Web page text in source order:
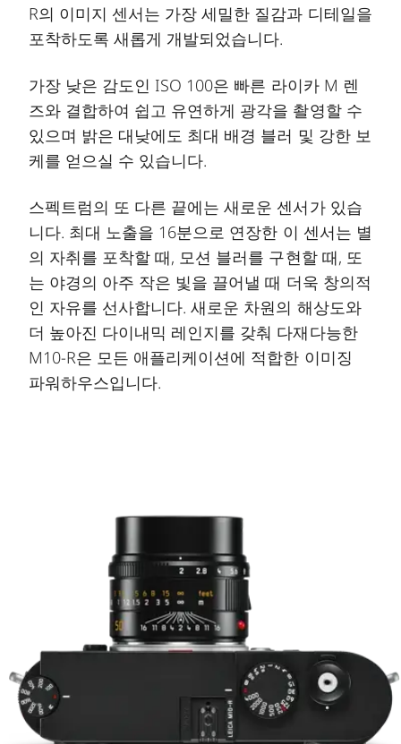
R의 이미지 센서는 가장 세밀한 질감과 디테일을
포착하도록 새롭게 개발되었습니다.
가장 낮은 감도인 ISO 100은 빠른 라이카 M 렌
즈와 결합하여 쉽고 유연하게 광각을 촬영할 수
있으며 밝은 대낮에도 최대 배경 블러 및 강한 보
케를 얻으실 수 있습니다.
스펙트럼의 또 다른 끝에는 새로운 센서가 있습
니다. 최대 노출을 16분으로 연장한 이 센서는 별
의 자취를 포착할 때, 모션 블러를 구현할 때, 또
는 야경의 아주 작은 빛을 끌어낼 때 더욱 창의적
인 자유를 선사합니다. 새로운 차원의 해상도와
더 높아진 다이내믹 레인지를 갖춰 다재다능한
M10-R은 모든 애플리케이션에 적합한 이미징
파워하우스입니다.